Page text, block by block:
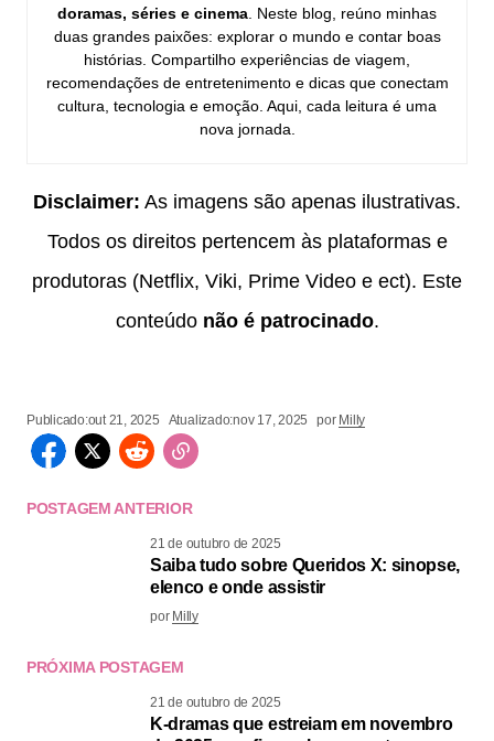
doramas, séries e cinema . Neste blog, reúno minhas
duas grandes paixões: explorar o mundo e contar boas
histórias. Compartilho experiências de viagem,
recomendações de entretenimento e dicas que conectam
cultura, tecnologia e emoção. Aqui, cada leitura é uma
nova jornada.
Disclaimer: As imagens são apenas ilustrativas.
Todos os direitos pertencem às plataformas e
produtoras (Netflix, Viki, Prime Video e ect). Este
conteúdo não é patrocinado.
Publicado:out 21, 2025 Atualizado:nov 17, 2025 por Milly
POSTAGEM ANTERIOR
21 de outubro de 2025
Saiba tudo sobre Queridos X: sinopse,
elenco e onde assistir
por Milly
PRÓXIMA POSTAGEM
21 de outubro de 2025
K-dramas que estreiam em novembro